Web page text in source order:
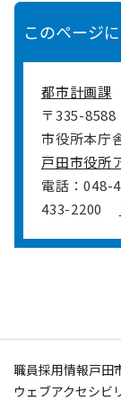
このページ
都市計画課
〒335-8588
市役所本庁
戸田市役所
電話：048-
433-2200
職員採用情報戸田
ウェブアクセシビ